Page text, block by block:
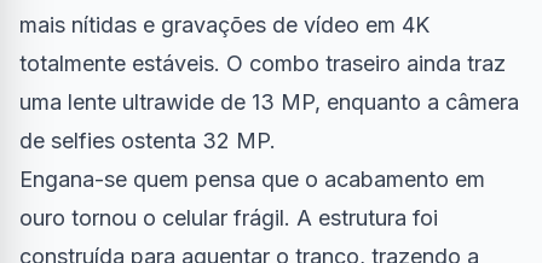
mais nítidas e gravações de vídeo em 4K
totalmente estáveis. O combo traseiro ainda traz
uma lente ultrawide de 13 MP, enquanto a câmera
de selfies ostenta 32 MP.
Engana-se quem pensa que o acabamento em
ouro tornou o celular frágil. A estrutura foi
construída para aguentar o tranco, trazendo a